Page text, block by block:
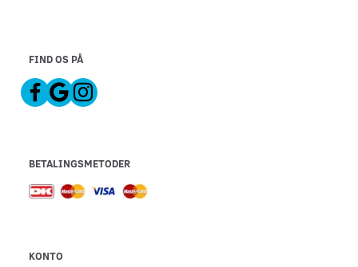
FIND OS PÅ
BETALINGSMETODER
KONTO